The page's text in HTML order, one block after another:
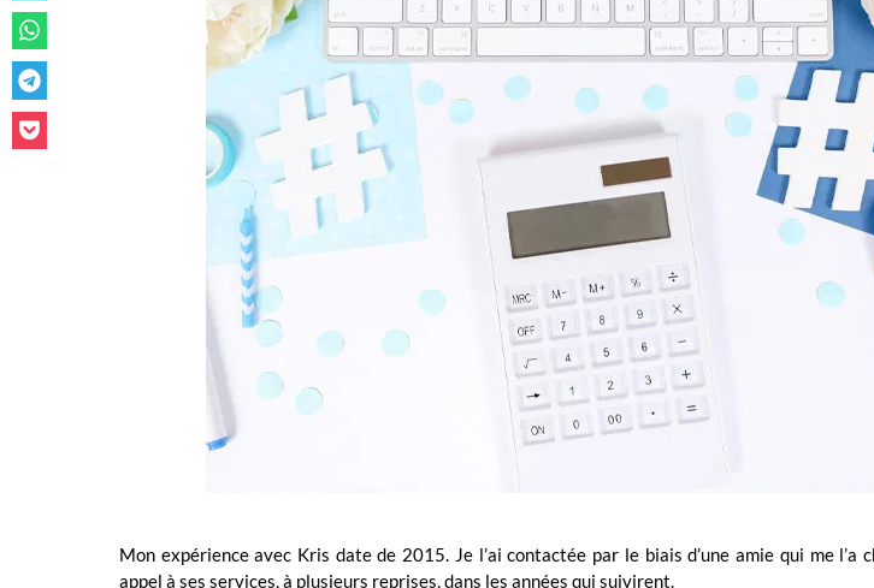
Mon expérience avec Kris date de 2015. Je l’ai contactée par le biais d’une amie qui me l’a
appel à ses services, à plusieurs reprises, dans les années qui suivirent.